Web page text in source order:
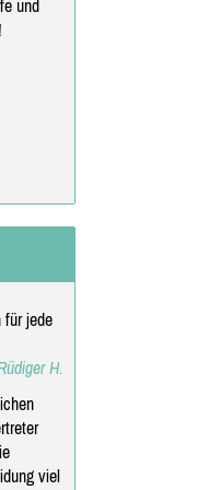
und
für jede
H.
viel